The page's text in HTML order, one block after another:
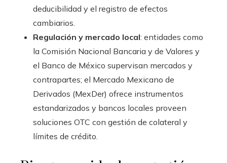
deducibilidad y el registro de efectos
cambiarios.
Regulación y mercado local: entidades como
la Comisión Nacional Bancaria y de Valores y
el Banco de México supervisan mercados y
contrapartes; el Mercado Mexicano de
Derivados (MexDer) ofrece instrumentos
estandarizados y bancos locales proveen
soluciones OTC con gestión de colateral y
límites de crédito.